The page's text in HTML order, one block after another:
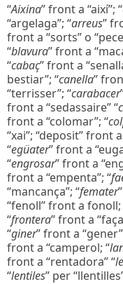
“Aixina” front a “així”; “
“argelaga”; “arreus”
front a “sorts” o
“blavura” front a
“cabaç” front a
bestiar”; “canella”
“terrisser”; “carabacer
front a “sedassaire” “
front a “colomar”; “
“xai”; “deposit” front
“egüater” front a
“engrosar” front a
front a “empenta”; “
“mancança”; “femater
“fenoll” front a fonoll;
“frontera” front a
“giner” front a
front a “camperol; “
front a “rentadora” “
“lentiles” per